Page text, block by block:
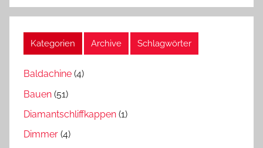
Kategorien Archive Schlagwörter
Baldachine (4)
Bauen (51)
Diamantschliffkappen (1)
Dimmer (4)